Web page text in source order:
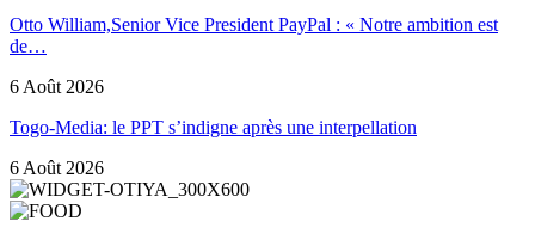
Otto William,Senior Vice President PayPal : « Notre ambition est
de…
6 Août 2026
Togo-Media: le PPT s’indigne après une interpellation
6 Août 2026